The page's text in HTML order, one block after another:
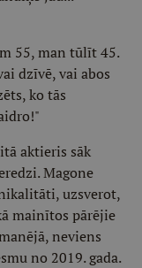
55, man tūlīt 45.
dzīvē, vai abos
ko tās
aktieris sāk
Magone
uzsverot,
mainītos pārējie
neviens
no 2019. gada.